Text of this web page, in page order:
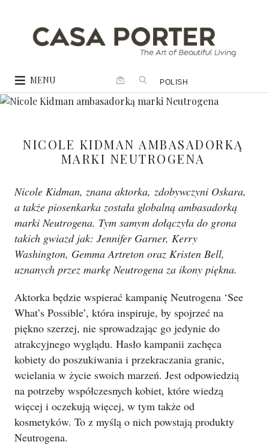
MENU POLISH
NICOLE KIDMAN AMBASADORKĄ
MARKI NEUTROGENA
Nicole Kidman, znana aktorka, zdobywczyni Oskara,
a także piosenkarka została globalną ambasadorką
marki Neutrogena. Tym samym dołączyła do grona
takich gwiazd jak: Jennifer Garner, Kerry
Washington, Gemma Artreton oraz Kristen Bell,
uznanych przez markę Neutrogena za ikony piękna.
Aktorka będzie wspierać kampanię Neutrogena ‘See
What’s Possible’, która inspiruje, by spojrzeć na
piękno szerzej, nie sprowadzając go jedynie do
atrakcyjnego wyglądu. Hasło kampanii zachęca
kobiety do poszukiwania i przekraczania granic,
wcielania w życie swoich marzeń. Jest odpowiedzią
na potrzeby współczesnych kobiet, które wiedzą
więcej i oczekują więcej, w tym także od
kosmetyków. To z myślą o nich powstają produkty
Neutrogena.